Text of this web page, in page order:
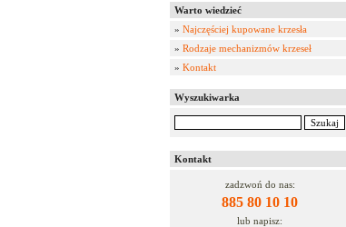
Warto wiedzieć
» Najczęściej kupowane krzesła
» Rodzaje mechanizmów krzeseł
» Kontakt
Wyszukiwarka
Kontakt
zadzwoń do nas:
885 80 10 10
lub napisz: